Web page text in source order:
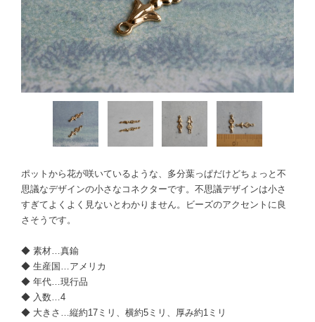
ポットから花が咲いているような、多分葉っぱだけどちょっと不
思議なデザインの小さなコネクターです。不思議デザインは小さ
すぎてよくよく見ないとわかりません。ビーズのアクセントに良
さそうです。
◆ 素材…真鍮
◆ 生産国…アメリカ
◆ 年代…現行品
◆ 入数…4
◆ 大きさ…縦約17ミリ、横約5ミリ、厚み約1ミリ